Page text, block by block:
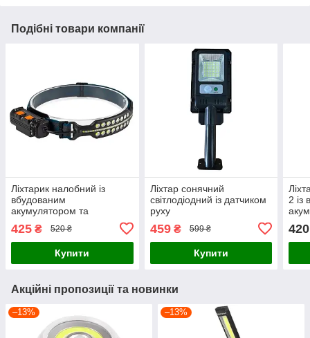
Подібні товари компанії
Ліхтарик налобний із
вбудованим
акумулятором та
датчиком руху BL W690-2
Чорний
425 ₴ 520 ₴
Купити
Ліхтар сонячний
світлодіодний із датчиком
руху
459₴ 599 ₴
Купити
2 із
420
Акційні пропозиції та новинки
–13% –13%